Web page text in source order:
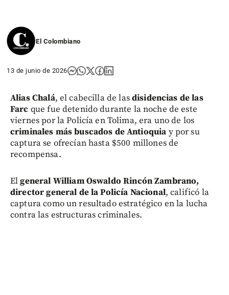
El Colombiano
13 de junio de 2026
Alias Chalá, el cabecilla de lasdisidencias de las
Farc que fue detenido durante la noche de este
viernes por la Policía en Tolima, era uno de los
criminales más buscados de Antioquia y por su
captura se ofrecían hasta $500 millones de
recompensa.
Elgeneral William Oswaldo Rincón Zambrano,
director general de la Policía Nacional, calificó la
captura como un resultado estratégico en la lucha
contra las estructuras criminales.